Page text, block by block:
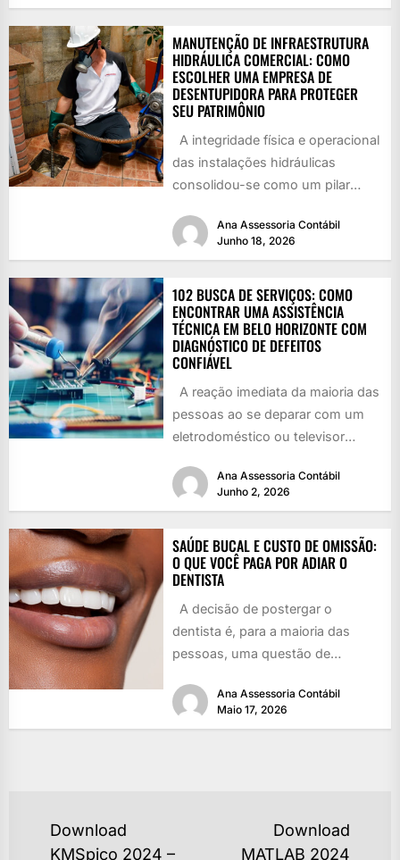
MANUTENÇÃO DE INFRAESTRUTURA
HIDRÁULICA COMERCIAL: COMO
ESCOLHER UMA EMPRESA DE
DESENTUPIDORA PARA PROTEGER
SEU PATRIMÔNIO
A integridade física e operacional
das instalações hidráulicas
consolidou-se como um pilar
negócios em...Ana Assessoria Contábil
Junho 18, 2026
102 BUSCA DE SERVIÇOS: COMO
ENCONTRAR UMA ASSISTÊNCIA
TÉCNICA EM BELO HORIZONTE COM
DIAGNÓSTICO DE DEFEITOS
CONFIÁVEL
A reação imediata da maioria das
pessoas ao se deparar com um
eletrodoméstico ou televisor
Ana Assessoria Contábil
Junho 2, 2026
SAÚDE BUCAL E CUSTO DE OMISSÃO:
O QUE VOCÊ PAGA POR ADIAR O
DENTISTA
A decisão de postergar o
dentista é, para a maioria das
pessoas, uma questão de
entre...
Ana Assessoria Contábil
Maio 17, 2026
NAVEGAÇÃO
Download
KMSpico 2024 –
Download
MATLAB 2024